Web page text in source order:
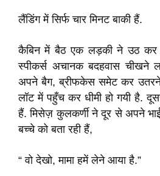
लैंडिंग में सिर्फ चार मिनट बाकी हैं.
कैबिन में बैठ एक लड़की ने उठ कर
स्पीकर्स अचानक बदहवास
अपने बैग, ब्रीफकेस समेट कर उतरने
लॉट में पहुँच कर धीमी हो गयी है.
हैं. मिसेज़ कुलकर्णी ने दूर से अपने
बच्चे को बता रही हैं,
“ वो देखो, मामा हमें लेने आया है.”